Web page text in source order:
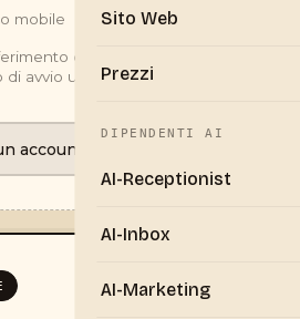
Sito Web
Prezzi
DIPENDENTI AI
AI-Receptionist
AI-Inbox
AI-Marketing
mobile
dati dal tuo sistema
avvio una tantum di €250
account gratuito